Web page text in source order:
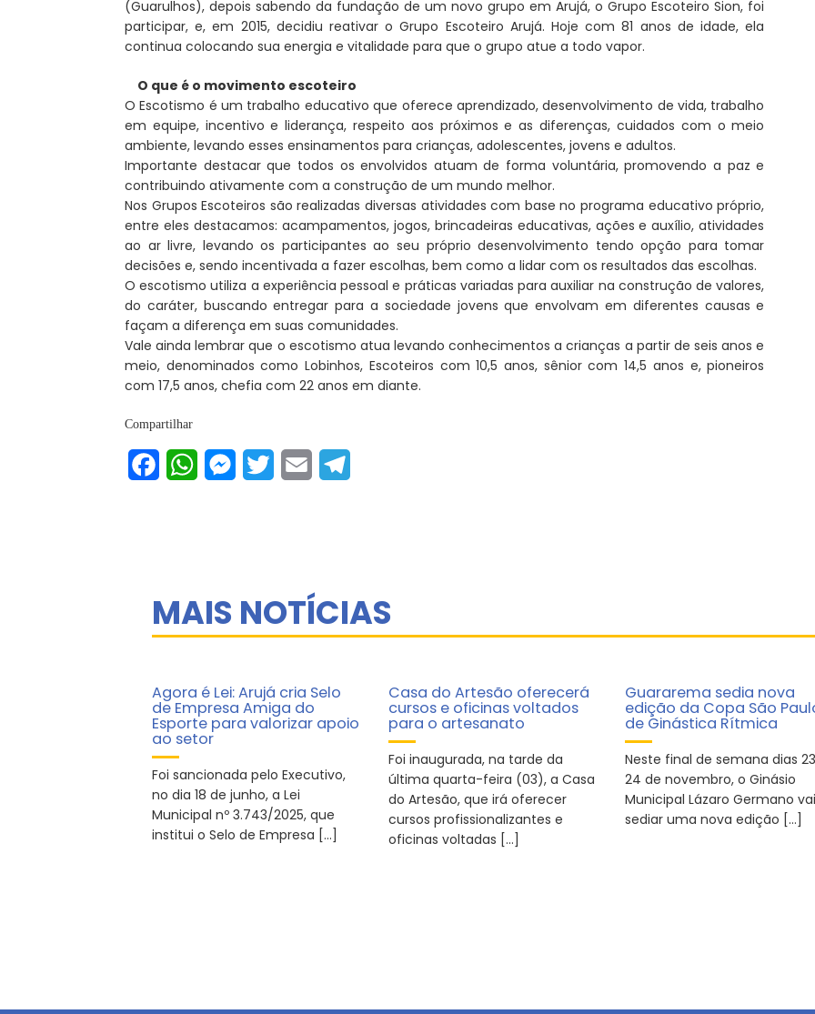
(Guarulhos), depois sabendo da fundação de um novo grupo em Arujá, o Grupo Escoteiro Sion, foi
participar, e, em 2015, decidiu reativar o Grupo Escoteiro Arujá. Hoje com 81 anos de idade, ela
continua colocando sua energia e vitalidade para que o grupo atue a todo vapor.
O que é o movimento escoteiro
O Escotismo é um trabalho educativo que oferece aprendizado, desenvolvimento de vida, trabalho
em equipe, incentivo e liderança, respeito aos próximos e as diferenças, cuidados com o meio
ambiente, levando esses ensinamentos para crianças, adolescentes, jovens e adultos.
Importante destacar que todos os envolvidos atuam de forma voluntária, promovendo a paz e
contribuindo ativamente com a construção de um mundo melhor.
Nos Grupos Escoteiros são realizadas diversas atividades com base no programa educativo próprio,
entre eles destacamos: acampamentos, jogos, brincadeiras educativas, ações e auxílio, atividades
ao ar livre, levando os participantes ao seu próprio desenvolvimento tendo opção para tomar
decisões e, sendo incentivada a fazer escolhas, bem como a lidar com os resultados das escolhas.
O escotismo utiliza a experiência pessoal e práticas variadas para auxiliar na construção de valores,
do caráter, buscando entregar para a sociedade jovens que envolvam em diferentes causas e
façam a diferença em suas comunidades.
Vale ainda lembrar que o escotismo atua levando conhecimentos a crianças a partir de seis anos e
meio, denominados como Lobinhos, Escoteiros com 10,5 anos, sênior com 14,5 anos e, pioneiros
com 17,5 anos, chefia com 22 anos em diante.
Compartilhar
FacebookWhatsAppMessenger
Twitter Email
MAIS NOTÍCIAS
Agora é Lei: Arujá cria Selo
de Empresa Amiga do
Esporte para valorizar apoio
ao setor
Foi sancionada pelo Executivo,
no dia 18 de junho, a Lei
Municipal nº 3.743/2025, que
institui o Selo de Empresa […]
Casa do Artesão oferecerá
cursos e oficinas voltados
para o artesanato
Foi inaugurada, na tarde da
última quarta-feira (03), a Casa
do Artesão, que irá oferecer
cursos profissionalizantes e
oficinas voltadas […]
Guararema sedia nova
edição da Copa São
de Ginástica Rítmica
Neste final de semana dias
24 de novembro, o Ginásio
Municipal Lázaro Germano vai
sediar uma nova edição […]